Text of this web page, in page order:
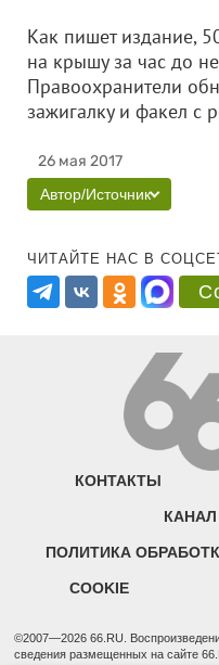
Как пишет издание,
на крышу за час до
Правоохранители
зажигалку и
26 мая 2017
Автор/Источник
ЧИТАЙТЕ НАС В
КОНТАКТЫ
КАНАЛ
ПОЛИТИКА
COOKIE
©2007—2026 66.RU.
сведения размещенных на сайте